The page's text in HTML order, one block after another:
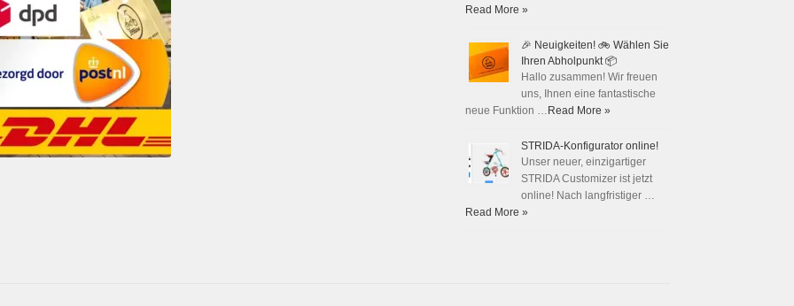
Read More »
🎉 Neuigkeiten! 🚲 Wählen Sie
Ihren Abholpunkt 📦
Hallo zusammen! Wir freuen
uns, Ihnen eine fantastische
neue Funktion … Read More »
STRIDA-Konfigurator online!
Unser neuer, einzigartiger
STRIDA Customizer ist jetzt
online! Nach langfristiger …
Read More »